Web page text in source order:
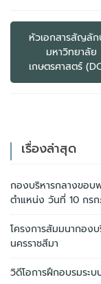
แนะแนว
เรื่อง
หัวเอกสารสัญลั
มหาวิทยาลัย
เกษตรศาสตร์
เรื่องล่าสุด
กองบริหารกลางขอบ
ตำแหน่ง วันที่ 10 กร
โครงการสัมมนากอง
นครราชสีมา
วิดีโอการฝึกอบรมระ